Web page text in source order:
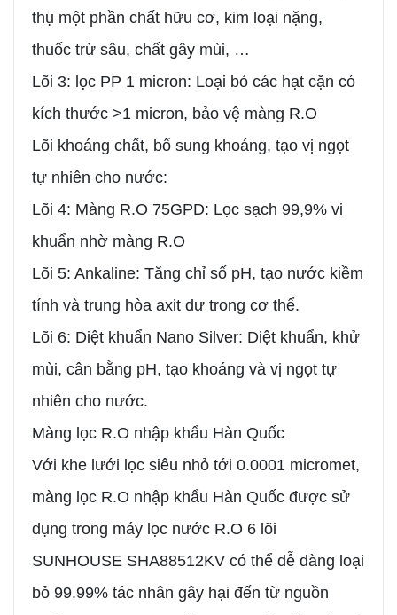
thụ một phần chất hữu cơ, kim loại nặng,
thuốc trừ sâu, chất gây mùi, …
Lõi 3: lọc PP 1 micron: Loại bỏ các hạt cặn có
kích thước >1 micron, bảo vệ màng R.O
Lõi khoáng chất, bổ sung khoáng, tạo vị ngọt
tự nhiên cho nước:
Lõi 4: Màng R.O 75GPD: Lọc sạch 99,9% vi
khuẩn nhờ màng R.O
Lõi 5: Ankaline: Tăng chỉ số pH, tạo nước kiềm
tính và trung hòa axit dư trong cơ thể.
Lõi 6: Diệt khuẩn Nano Silver: Diệt khuẩn, khử
mùi, cân bằng pH, tạo khoáng và vị ngọt tự
nhiên cho nước.
Màng lọc R.O nhập khẩu Hàn Quốc
Với khe lưới lọc siêu nhỏ tới 0.0001 micromet,
màng lọc R.O nhập khẩu Hàn Quốc được sử
dụng trong máy lọc nước R.O 6 lõi
SUNHOUSE SHA88512KV có thể dễ dàng loại
bỏ 99.99% tác nhân gây hại đến từ nguồn